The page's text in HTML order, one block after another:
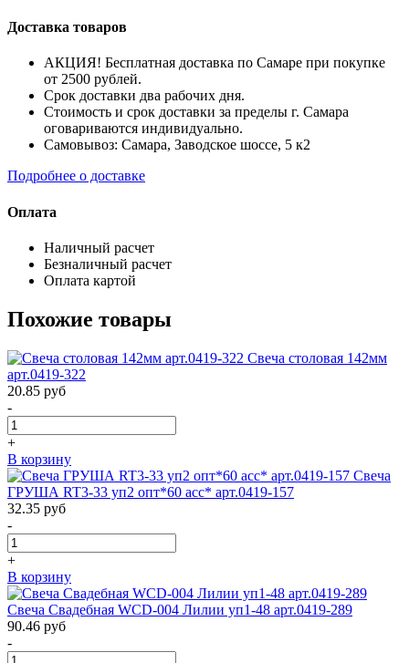
Доставка товаров
АКЦИЯ! Бесплатная доставка по Самаре при покупке
от 2500 рублей.
Срок доставки два рабочих дня.
Стоимость и срок доставки за пределы г. Самара
оговариваются индивидуально.
Самовывоз: Самара, Заводское шоссе, 5 к2
Подробнее о доставке
Оплата
Наличный расчет
Безналичный расчет
Оплата картой
Похожие товары
Свеча столовая 142мм
арт.0419-322
20.85 руб
-
+
В корзину
Свеча
ГРУША RT3-33 уп2 опт*60 асс* арт.0419-157
32.35 руб
-
+
В корзину
Свеча Свадебная WCD-004 Лилии уп1-48 арт.0419-289
90.46 руб
-